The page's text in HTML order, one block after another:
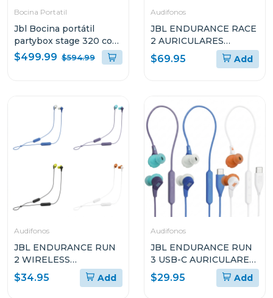
Bocina Portatil
Jbl Bocina portátil
partybox stage 320 con
bateria recargable
$499.99 $594.99
Audifonos
JBL ENDURANCE RACE
2 AURICULARES
DEPORTIVOS TRUE
WIRELESS
$69.95 Add
Audifonos
JBL ENDURANCE RUN
2 WIRELESS
AURICULARES
DEPORTIVOS
$34.95 Add
Audifonos
JBL ENDURANCE RUN
3 USB-C AURICULARES
DEPORTIVOS CON
CABLE
$29.95 Add